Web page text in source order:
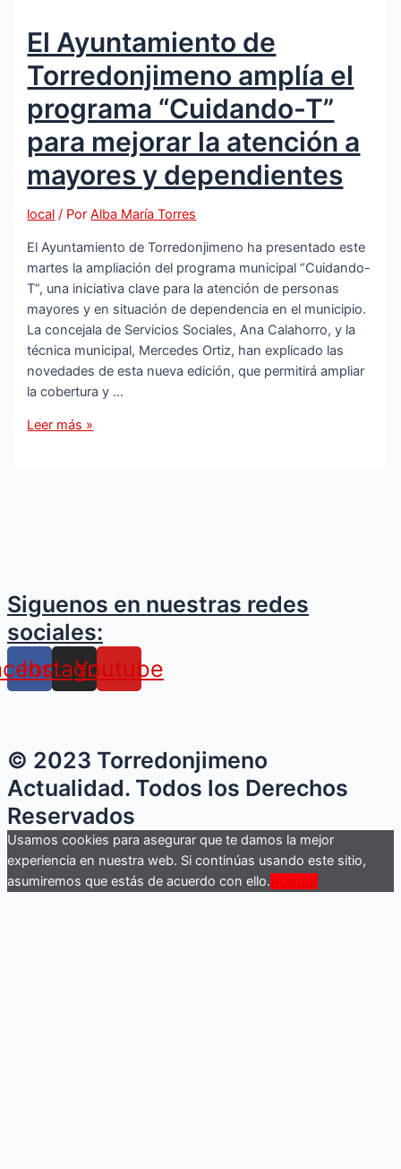
El Ayuntamiento de
Torredonjimeno amplía el
programa “Cuidando-T”
para mejorar la atención a
mayores y dependientes
local / PorAlba María Torres
El Ayuntamiento de Torredonjimeno ha presentado este
martes la ampliación del programa municipal “Cuidando-
T”, una iniciativa clave para la atención de personas
mayores y en situación de dependencia en el municipio.
La concejala de Servicios Sociales, Ana Calahorro, y la
técnica municipal, Mercedes Ortiz, han explicado las
novedades de esta nueva edición, que permitirá ampliar
la cobertura y …
El
para
mejorar
la
atención
a
dependientes
Leer más »
Siguenos en nuestras redes
sociales:
Instagram
Youtube
© 2023 Torredonjimeno
Actualidad. Todos los Derechos
Reservados
Usamos cookies para asegurar que te damos la mejor
experiencia en nuestra web. Si continúas usando este sitio,
asumiremos que estás de acuerdo con ello.Aceptar